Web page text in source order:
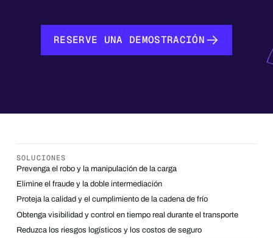
RESERVE UNA DEMOSTRACIÓN
RESERVE UNA DEMOSTRACIÓN
SOLUCIONES
Prevenga el robo y la manipulación de la carga
Elimine el fraude y la doble intermediación
Proteja la calidad y el cumplimiento de la cadena de frío
Obtenga visibilidad y control en tiempo real durante el transporte
Reduzca los riesgos logísticos y los costos de seguro